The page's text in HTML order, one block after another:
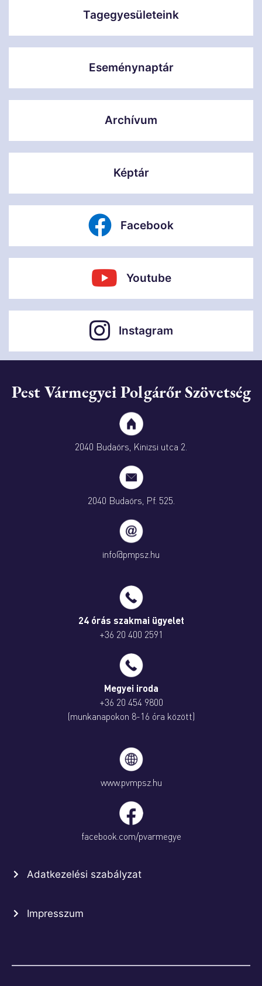
Tagegyesületeink
Eseménynaptár
Archívum
Képtár
Facebook
Youtube
Instagram
Pest Vármegyei Polgárőr Szövetség
2040 Budaörs, Kinizsi utca 2.
2040 Budaörs, Pf. 525.
info@pmpsz.hu
24 órás szakmai ügyelet
+36 20 400 2591
Megyei iroda
+36 20 454 9800
(munkanapokon 8-16 óra között)
www.pvmpsz.hu
facebook.com/pvarmegye
Adatkezelési szabályzat
Impresszum